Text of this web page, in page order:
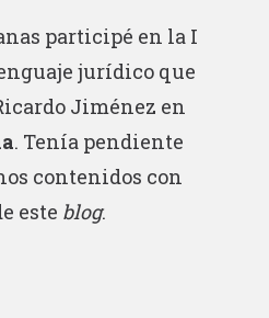
participé en la I
jurídico que
Jiménez en
. Tenía pendiente
contenidos con
este blog.